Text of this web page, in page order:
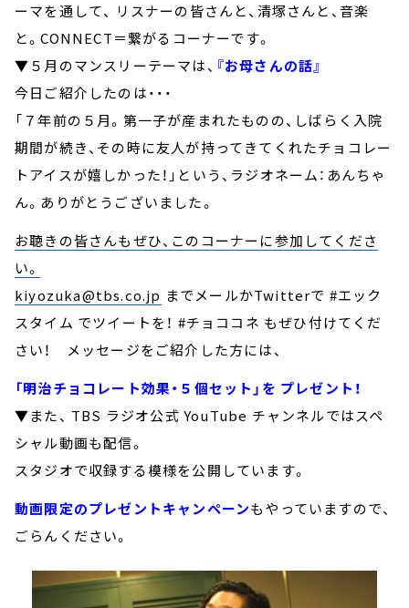
ーマを通して、 リスナーの皆さんと、清塚さんと、音楽
と。CONNECT＝繋がるコーナーです。
▼５月のマンスリーテーマは、 『お母さんの話』
今日ご紹介したのは・・・
「７年前の５月。第一子が産まれたものの、しばらく入院
期間が続き、その時に友人が持ってきてくれたチョコレー
トアイスが嬉しかった！」という、ラジオネーム：あんちゃ
ん。ありがとうございました。
お聴きの皆さんもぜひ、このコーナーに参加してくださ
い。
kiyozuka@tbs.co.jp までメールかTwitterで #エック
スタイム でツイートを！ #チョココネ もぜひ付けてくだ
さい！ メッセージをご紹介した方には、
「明治チョコレート効果・５個セット」を プレゼント！
▼また、 TBS ラジオ公式 YouTube チャンネルではスペ
シャル動画も配信。
スタジオで収録する模様を公開しています。
動画限定のプレゼントキャンペーンもやっていますので、
ごらんください。